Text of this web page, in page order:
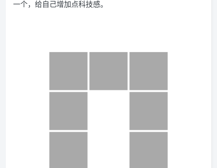
一个，给自己增加点科技感。